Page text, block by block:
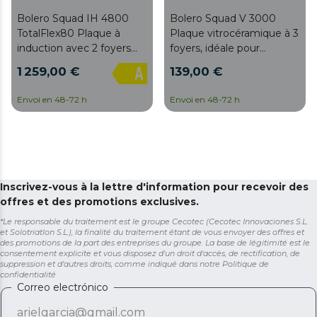
Bolero Squad IH 4800
TotalFlex80 Plaque à
induction avec 2 foyers
aspirante intégrée,
7400 W, 15 niveaux avec
de sécurité, aspiration 630
m3/h, 3 vitesses
Booster, contrôle
automatique de la hotte,
filtres à charbon, classe A
et Touch Slider Control.
1 259,00 €
Envoi en 48-72 h
Bolero Squad V 3000
Plaque vitrocéramique à 3
foyers, idéale pour
une ou plusieurs
139,00 €
Envoi en 48-72 h
Inscrivez-vous à la lettre d'information pour recevoir des
offres et des promotions exclusives.
*Le responsable du traitement est le groupe Cecotec (Cecotec Innovaciones S.L.
et Solotriatlon S.L.), la finalité du traitement étant de vous envoyer des offres et
des promotions de la part des entreprises du groupe. La base de légitimité est le
consentement explicite et vous disposez d'un droit d'accès, de rectification, de
suppression et d'autres droits, comme indiqué dans notre Politique de
confidentialité
Correo electrónico